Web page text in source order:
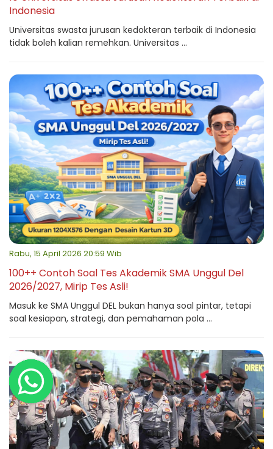
Indonesia
Universitas swasta jurusan kedokteran terbaik di Indonesia
tidak boleh kalian remehkan. Universitas ...
Rabu, 15 April 2026 20:59 Wib
100++ Contoh Soal Tes Akademik SMA Unggul Del
2026/2027, Mirip Tes Asli!
Masuk ke SMA Unggul DEL bukan hanya soal pintar, tetapi
soal kesiapan, strategi, dan pemahaman pola ...